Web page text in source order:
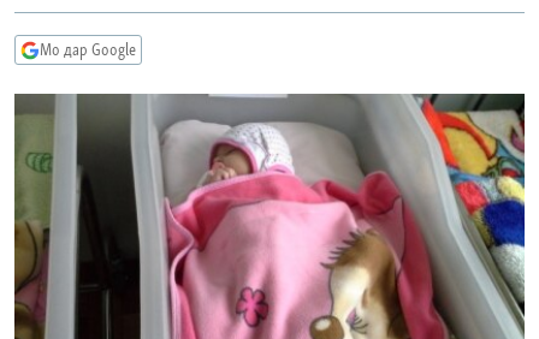
ҷустор
МЕҲМОНИ ОЗОДӢ
НАЗАРИ МАРДУМ
БЛОГИСТОН
ЧАНДРАСОНАӢ
НИГОРИСТОН
ГУЗОРИШҲОИ РАДИОӢ
КИТОБҲОИ ОЗОДӢ
Русский
ПАЙГИРӢ КУНЕД
Мо дар Google